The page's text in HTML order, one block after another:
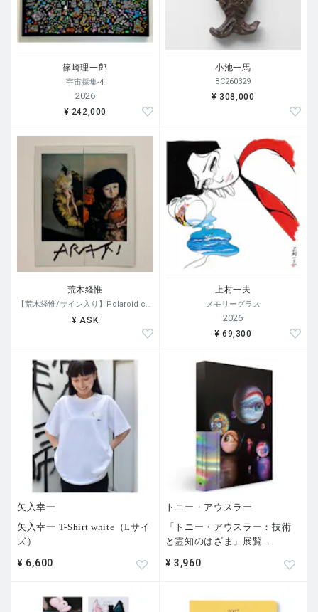
篠崎理一郎
宇宙採集-4
2026
¥ 242,000
小池一馬
BC260329
¥ 308,000
荒木経惟
【荒木経惟/サイン入り】Polaroid collage
¥ ASK
上村一夫
メモリーグラス
2026
¥ 69,300
矢入幸一
矢入幸一 T-Shirt white（Lサイ
ズ）
¥ 6,600
トニー・アウスラー
「トニー・アウスラー：技術
と霊知のはざま」展覧
¥ 3,960